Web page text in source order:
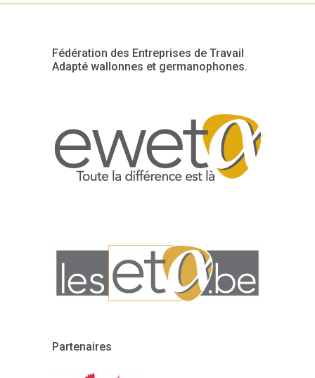
Fédération des Entreprises de Travail
Adapté wallonnes et germanophones.
Partenaires